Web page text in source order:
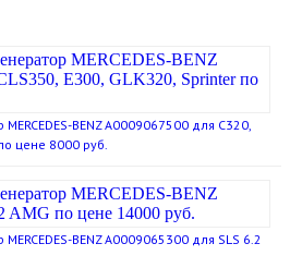
BENZ A0009067500 для C320,
цене 8000 руб.
BENZ A0009065300 для SLS 6.2